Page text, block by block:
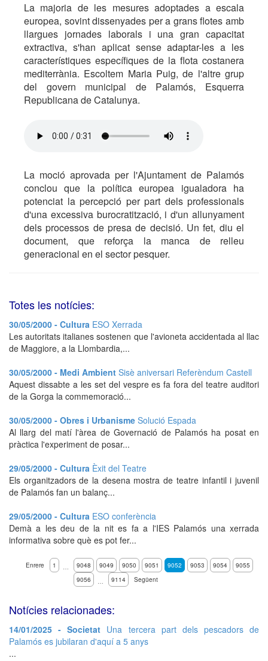
La majoria de les mesures adoptades a escala
europea, sovint dissenyades per a grans flotes amb
llargues jornades laborals i una gran capacitat
extractiva, s'han aplicat sense adaptar-les a les
característiques específiques de la flota costanera
mediterrània. Escoltem Maria Puig, de l'altre grup
del govern municipal de Palamós, Esquerra
Republicana de Catalunya.
La moció aprovada per l'Ajuntament de Palamós
conclou que la política europea igualadora ha
potenciat la percepció per part dels professionals
d'una excessiva burocratització, i d'un allunyament
dels processos de presa de decisió. Un fet, diu el
document, que reforça la manca de relleu
generacional en el sector pesquer.
Totes les notícies:
30/05/2000 - Cultura ESO Xerrada
Les autoritats italianes sostenen que l'avioneta accidentada al llac
de Maggiore, a la Llombardia,...
30/05/2000 - Medi Ambient Sisè aniversari Referèndum Castell
Aquest dissabte a les set del vespre es fa fora del teatre auditori
de la Gorga la commemoració...
30/05/2000 - Obres i Urbanisme Solució Espada
Al llarg del matí l'àrea de Governació de Palamós ha posat en
pràctica l'experiment de posar...
29/05/2000 - Cultura Èxit del Teatre
Els organitzadors de la desena mostra de teatre infantil i juvenil
de Palamós fan un balanç...
29/05/2000 - Cultura ESO conferència
Demà a les deu de la nit es fa a l'IES Palamós una xerrada
informativa sobre què es pot fer...
Enrere 1 … 9048 9049 9050 9051 9052 9053 9054
9055
9056
… 9114 Següent
Notícies relacionades:
14/01/2025 - Societat Una tercera part dels pescadors de
Palamós es jubilaran d'aquí a 5 anys
...